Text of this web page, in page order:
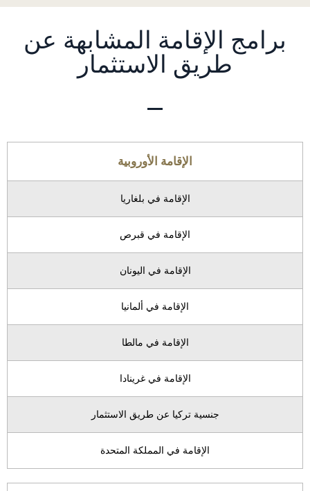
برامج الإقامة المشابهة عن
طريق الاستثمار
الإقامة الأوروبية
الإقامة في بلغاريا
الإقامة في قبرص
الإقامة في اليونان
الإقامة في ألمانيا
الإقامة في مالطا
الإقامة في غرينادا
جنسية تركيا عن طريق الاستثمار
الإقامة في المملكة المتحدة